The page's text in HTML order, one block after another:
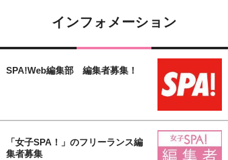
インフォメーション
SPA!Web編集部 編集者募集！
「女子SPA！」のフリーランス編
集者募集